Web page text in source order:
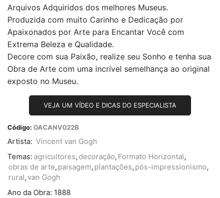
Arquivos Adquiridos dos melhores Museus.
Produzida com muito Carinho e Dedicação por
Apaixonados por Arte para Encantar Você com
Extrema Beleza e Qualidade.
Decore com sua Paixão, realize seu Sonho e tenha sua
Obra de Arte com uma incrível semelhança ao original
exposto no Museu.
VEJA UM VÍDEO E DICAS DO ESPECIALISTA
Código: OACANV022B
Artista: Vincent van Gogh
Temas: agricultores, decoração, Formato Horizontal ,
obras de arte, paisagem, plantações, pós-impressionismo,
rural ,van Gogh
Ano da Obra: 1888